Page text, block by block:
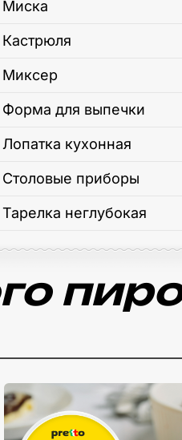
Миска
Кастрюля
Миксер
Форма для выпечки
Лопатка кухонная
Столовые приборы
Тарелка неглубокая